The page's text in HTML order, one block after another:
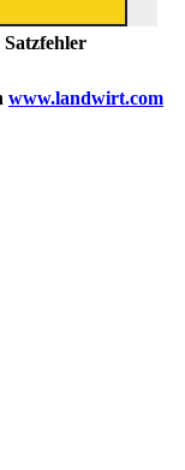
www.landwirt.com